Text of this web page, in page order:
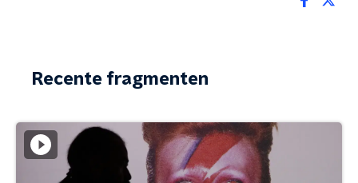
Recente fragmenten